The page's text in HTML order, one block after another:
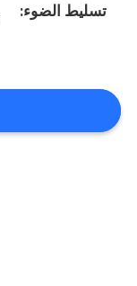
خريطة
تسليط الضوء: